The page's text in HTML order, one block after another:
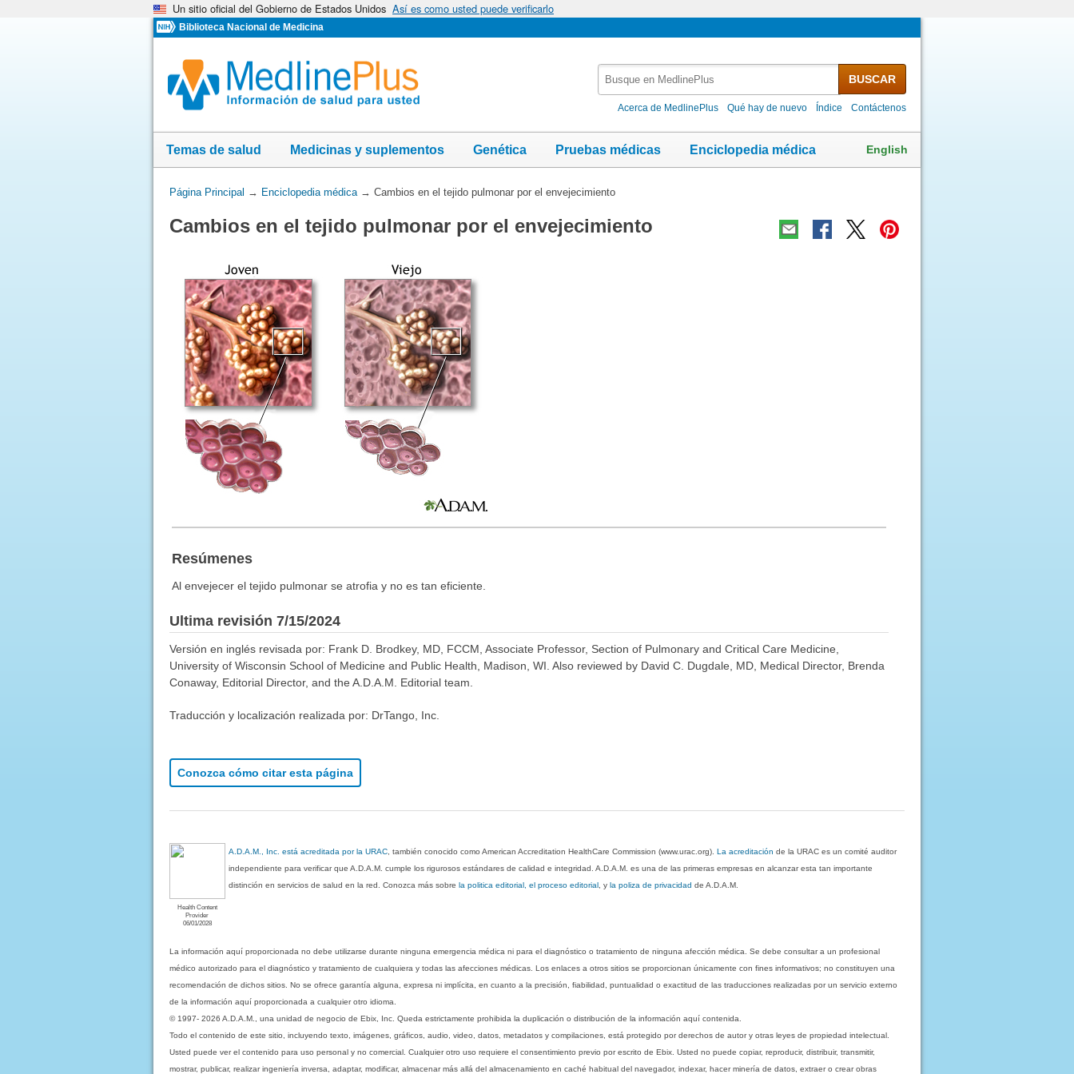
Un sitio oficial del Gobierno de Estados Unidos Así es como usted puede verificarlo
Biblioteca Nacional de Medicina
MedlinePlus
BUSCAR
Acerca de MedlinePlus Qué hay de nuevo Índice Contáctenos
Temas de salud Medicinas y suplementos Genética Pruebas médicas Enciclopedia médica English
Usted
aquí:
Página Principal → Enciclopedia médica→ Cambios en el tejido pulmonar por el envejecimiento
Cambios en el tejido pulmonar por el envejecimiento
Resúmenes
Al envejecer el tejido pulmonar se atrofia y no es tan eficiente.
Ultima revisión 7/15/2024
Versión en inglés revisada por: Frank D. Brodkey, MD, FCCM, Associate Professor, Section of Pulmonary and Critical Care Medicine,
University of Wisconsin School of Medicine and Public Health, Madison, WI. Also reviewed by David C. Dugdale, MD, Medical Director, Brenda
Conaway, Editorial Director, and the A.D.A.M. Editorial team.
Traducción y localización realizada por: DrTango, Inc.
Conozca cómo citar esta página
Health Content
Provider
06/01/2028
A.D.A.M., Inc. está acreditada por la URAC , también conocido como American Accreditation HealthCare Commission (www.urac.org).La acreditación de la URAC es un comité auditor
independiente para verificar que A.D.A.M. cumple los rigurosos estándares de calidad e integridad. A.D.A.M. es una de las primeras empresas en alcanzar esta tan importante
distinción en servicios de salud en la red. Conozca más sobrela politica editorial, el proceso editorial , yla poliza de privacidad de A.D.A.M.
La información aquí proporcionada no debe utilizarse durante ninguna emergencia médica ni para el diagnóstico o tratamiento de ninguna afección médica. Se debe consultar a un profesional
médico autorizado para el diagnóstico y tratamiento de cualquiera y todas las afecciones médicas. Los enlaces a otros sitios se proporcionan únicamente con fines informativos; no constituyen una
recomendación de dichos sitios. No se ofrece garantía alguna, expresa ni implícita, en cuanto a la precisión, fiabilidad, puntualidad o exactitud de las traducciones realizadas por un servicio externo
de la información aquí proporcionada a cualquier otro idioma.
© 1997- 2026 A.D.A.M., una unidad de negocio de Ebix, Inc. Queda estrictamente prohibida la duplicación o distribución de la información aquí contenida.
Todo el contenido de este sitio, incluyendo texto, imágenes, gráficos, audio, video, datos, metadatos y compilaciones, está protegido por derechos de autor y otras leyes de propiedad intelectual.
Usted puede ver el contenido para uso personal y no comercial. Cualquier otro uso requiere el consentimiento previo por escrito de Ebix. Usted no puede copiar, reproducir, distribuir, transmitir,
mostrar, publicar, realizar ingeniería inversa, adaptar, modificar, almacenar más allá del almacenamiento en caché habitual del navegador, indexar, hacer minería de datos, extraer o crear obras